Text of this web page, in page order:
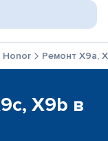
Honor Ремонт X9a,
X9b в